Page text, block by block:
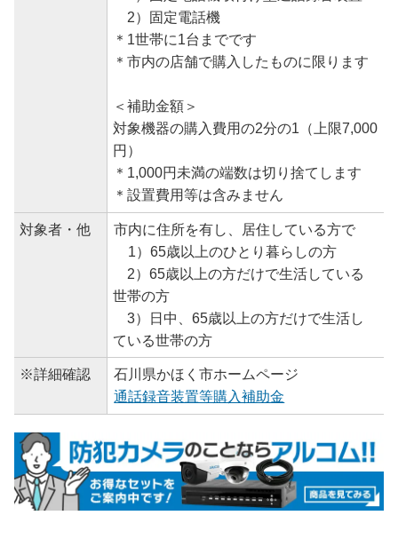
2）固定電話機
＊1世帯に1台までです
＊市内の店舗で購入したものに限ります
＜補助金額＞
対象機器の購入費用の2分の1（上限7,000
円）
＊1,000円未満の端数は切り捨てします
＊設置費用等は含みません
対象者・他
市内に住所を有し、居住している方で
1）65歳以上のひとり暮らしの方
2）65歳以上の方だけで生活している
世帯の方
3）日中、65歳以上の方だけで生活し
ている世帯の方
※詳細確認
石川県かほく市ホームページ
通話録音装置等購入補助金